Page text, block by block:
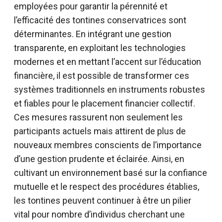
employées pour garantir la pérennité et
l’efficacité des tontines conservatrices sont
déterminantes. En intégrant une gestion
transparente, en exploitant les technologies
modernes et en mettant l’accent sur l’éducation
financière, il est possible de transformer ces
systèmes traditionnels en instruments robustes
et fiables pour le placement financier collectif.
Ces mesures rassurent non seulement les
participants actuels mais attirent de plus de
nouveaux membres conscients de l’importance
d’une gestion prudente et éclairée. Ainsi, en
cultivant un environnement basé sur la confiance
mutuelle et le respect des procédures établies,
les tontines peuvent continuer à être un pilier
vital pour nombre d’individus cherchant une